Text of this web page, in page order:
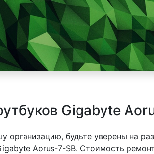
Gigabyte
организацию, будьте уверены на
Aorus-7-SB. Стоимость